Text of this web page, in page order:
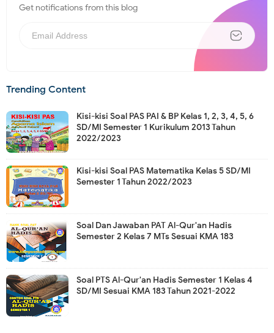
Get notifications from this blog
Trending Content
Kisi-kisi Soal PAS PAI & BP Kelas 1, 2, 3, 4, 5, 6
SD/MI Semester 1 Kurikulum 2013 Tahun
2022/2023
Kisi-kisi Soal PAS Matematika Kelas 5 SD/MI
Semester 1 Tahun 2022/2023
Soal Dan Jawaban PAT Al-Qur'an Hadis
Semester 2 Kelas 7 MTs Sesuai KMA 183
Soal PTS Al-Qur'an Hadis Semester 1 Kelas 4
SD/MI Sesuai KMA 183 Tahun 2021-2022